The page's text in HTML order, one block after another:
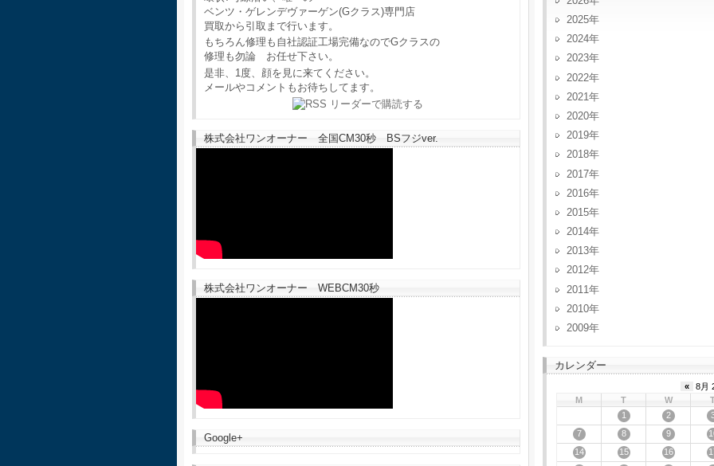
ベンツ・ゲレンデヴァーゲン(Gクラス)専門店
買取から引取まで行います。
もちろん修理も自社認証工場完備なのでGクラスの
修理も勿論 お任せ下さい。
是非、1度、顔を見に来てください。
メールやコメントもお待ちしてます。
株式会社ワンオーナー 全国CM30秒 BSフジver.
株式会社ワンオーナー WEBCM30秒
Google+
2025
2024
2023
2022
2021
2020
2019
2018
2017
2016
2015
2014
2013
2012
2011
2010
2009
カレンダー
«
8月
M
T W
1
2
7
8 9
14
15 16